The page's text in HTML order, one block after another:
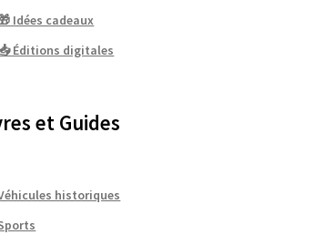
Idées cadeaux
Éditions digitales
et Guides
historiques